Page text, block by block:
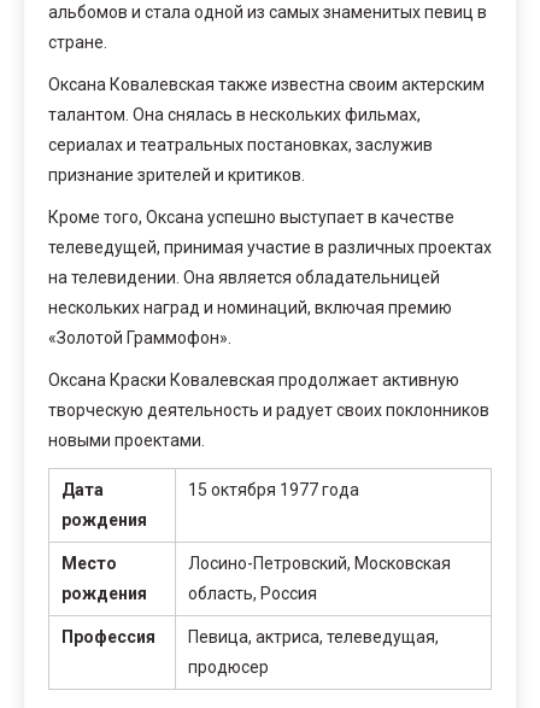
альбомов и стала одной из самых знаменитых певиц в
стране.
Оксана Ковалевская также известна своим актерским
талантом. Она снялась в нескольких фильмах,
сериалах и театральных постановках, заслужив
признание зрителей и критиков.
Кроме того, Оксана успешно выступает в качестве
телеведущей, принимая участие в различных проектах
на телевидении. Она является обладательницей
нескольких наград и номинаций, включая премию
«Золотой Граммофон».
Оксана Краски Ковалевская продолжает активную
творческую деятельность и радует своих поклонников
новыми проектами.
Дата
рождения
15 октября 1977 года
Место
рождения
Лосино-Петровский, Московская
область, Россия
Профессия
Певица, актриса, телеведущая,
продюсер